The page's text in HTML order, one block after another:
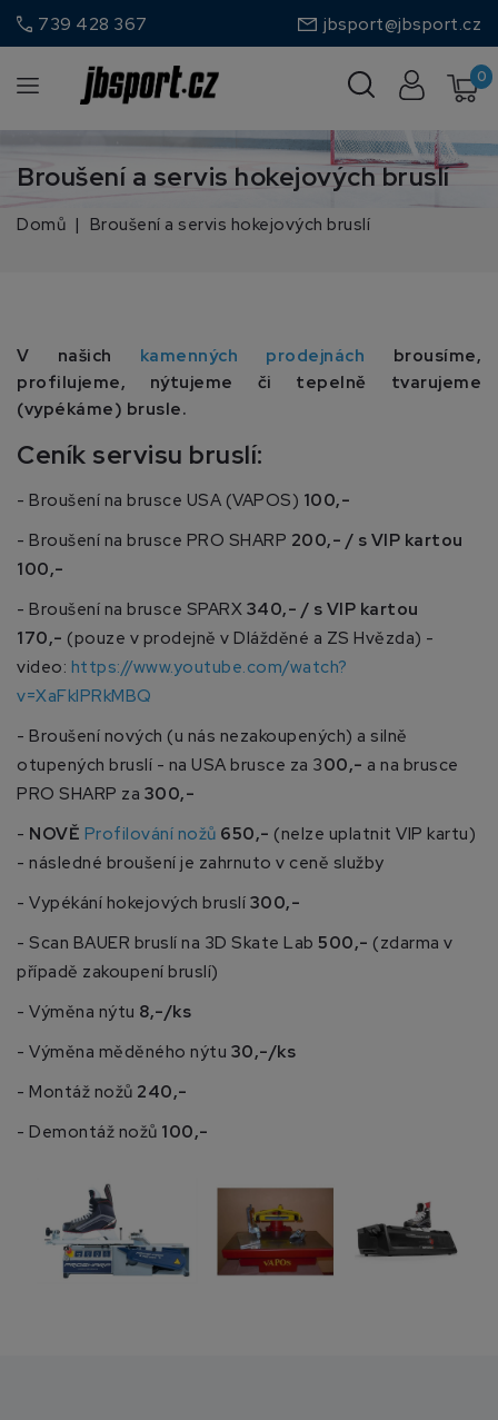
call 739 428 367 jbsport@jbsport.cz
0
Broušení a servis hokejových bruslí
Domů Broušení a servis hokejových bruslí
V našich kamenných prodejnách brousíme,
profilujeme, nýtujeme či tepelně tvarujeme
(vypékáme) brusle.
Ceník servisu bruslí:
- Broušení na brusce USA (VAPOS) 100,-
- Broušení na brusce PRO SHARP 200,- / s VIP kartou
100,-
- Broušení na brusce SPARX 340,- / s VIP kartou
170,- (pouze v prodejně v Dlážděné a ZS Hvězda) -
video: https://www.youtube.com/watch?
v=XaFkIPRkMBQ
- Broušení nových (u nás nezakoupených) a silně
otupených bruslí - na USA brusce za 300,- a na brusce
PRO SHARP za 300,-
- NOVĚ Profilování nožů 650,- (nelze uplatnit VIP kartu)
- následné broušení je zahrnuto v ceně služby
- Vypékání hokejových bruslí 300,-
- Scan BAUER bruslí na 3D Skate Lab 500,- (zdarma v
případě zakoupení bruslí)
- Výměna nýtu 8,-/ks
- Výměna měděného nýtu 30,-/ks
- Montáž nožů 240,-
- Demontáž nožů 100,-